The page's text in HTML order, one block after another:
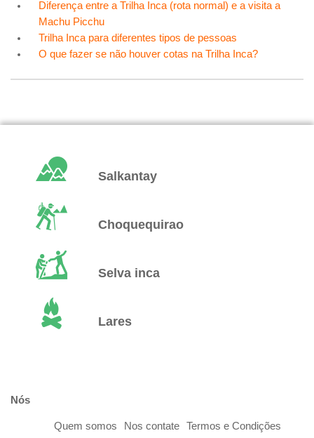
Diferença entre a Trilha Inca (rota normal) e a visita a
Machu Picchu
Trilha Inca para diferentes tipos de pessoas
O que fazer se não houver cotas na Trilha Inca?
Salkantay
Choquequirao
Selva inca
Lares
Nós
Quem somos Nos contate
Termos e Condições